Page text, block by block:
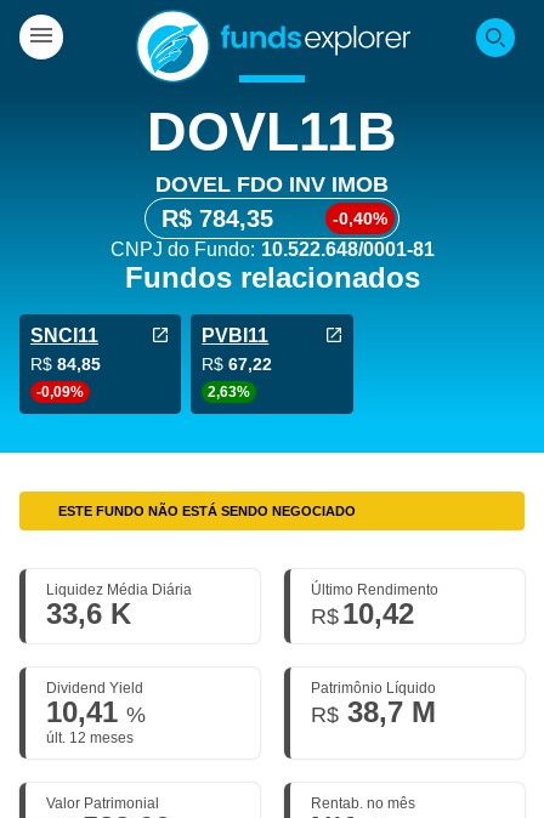
DOVL11B
DOVEL FDO INV IMOB
R$ 784,35 -0,40%
CNPJ do Fundo: 10.522.648/0001-81
Fundos relacionados
SNCI11
R$ 84,85
-0,09%
PVBI11
R$67,22
2,63%
ESTE FUNDO NÃO ESTÁ SENDO NEGOCIADO
Liquidez Média Diária
33,6 K
Último Rendimento
R$ 10,42
Dividend Yield
10,41 %
últ. 12 meses
Patrimônio Líquido
R$ 38,7 M
Valor Patrimonial Rentab. no mês